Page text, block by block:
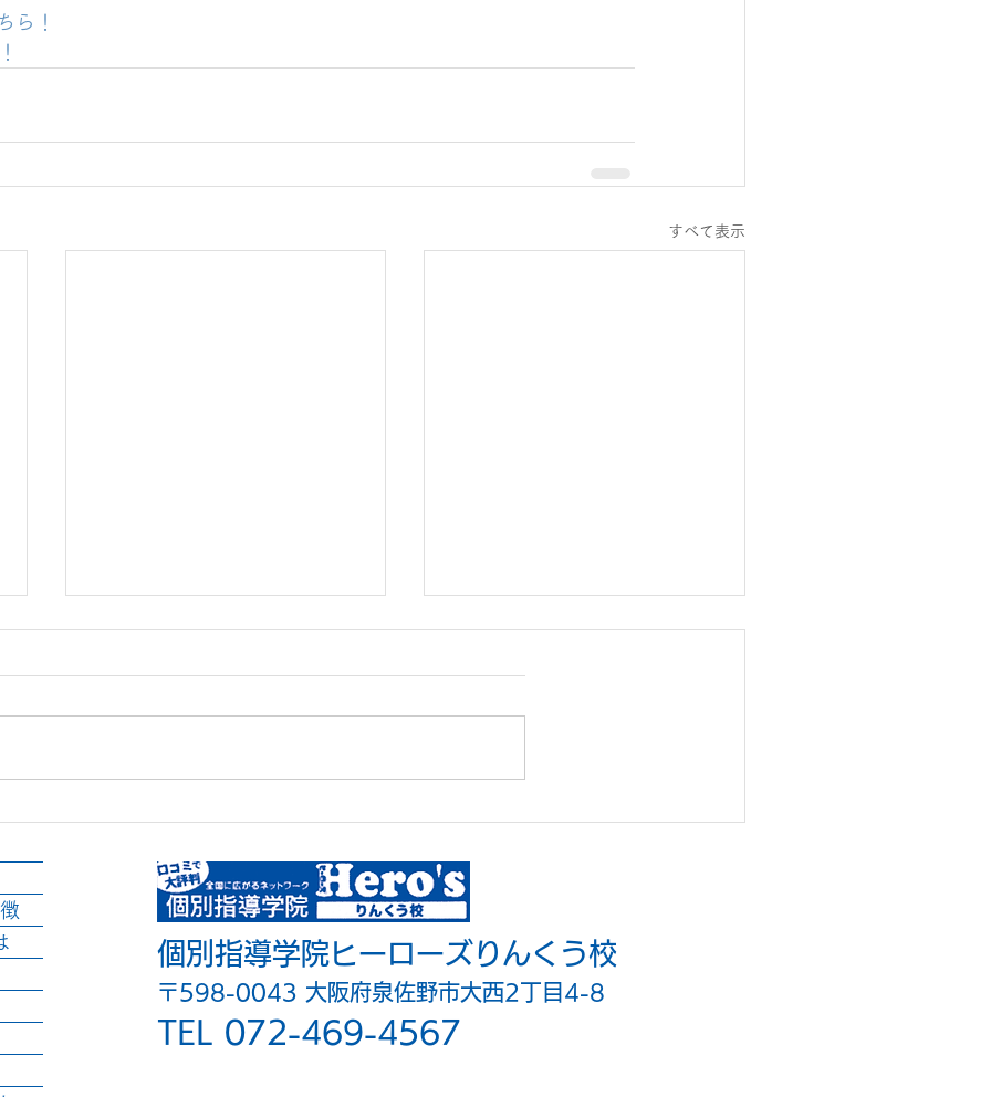
ら！
すべて表示
個別指導学院ヒーローズりんくう校
〒598-0043 大阪府泉佐野市大西2丁目4-8
TEL 072-469-4567